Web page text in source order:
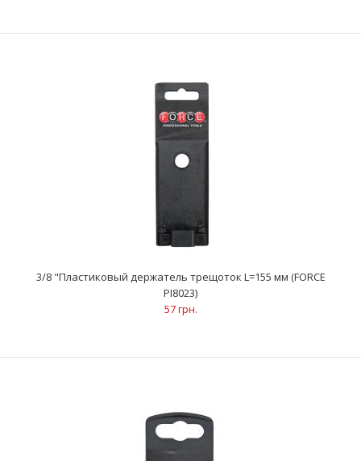
PI8023)
3/8 "Пластиковый держатель трещоток L=155 мм (FORCE
PI8023)
57 грн.